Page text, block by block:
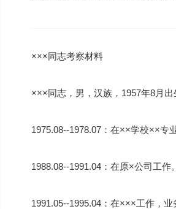
×××同志考察材料
×××同志，男，汉族，1957年8月
1975.08--1978.07：在××学校××专
1988.08--1991.04：在原×公司工
1991.05--1995.04：在×××工作，